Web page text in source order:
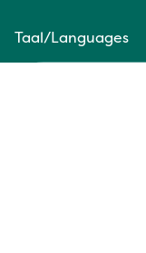
Taal/Languages